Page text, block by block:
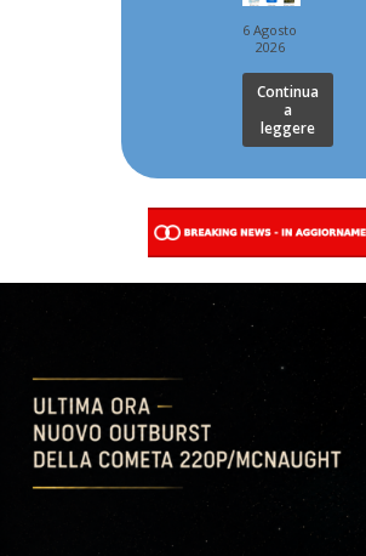
6 Agosto
2026
Continua
a
leggere